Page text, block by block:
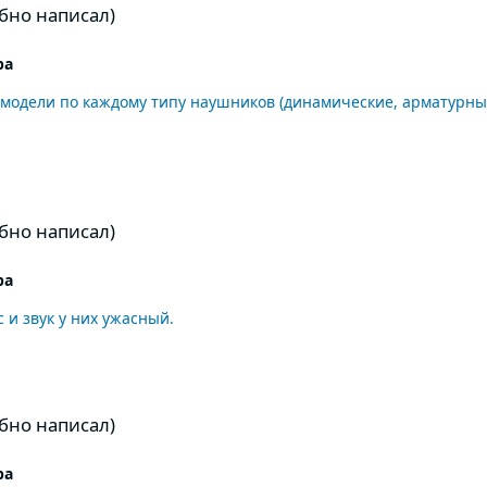
написал)
по каждому типу наушников (динамические,
написал)
и звук у них ужасный.
написал)